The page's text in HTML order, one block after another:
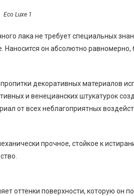
Eco Luxe 1
лака не требует специальных
Наносится он абсолютно равномерно,
декоративных материалов
и венецианских штукатурок
от всех неблагоприятных
прочное, стойкое к
оттенки поверхности, которую он